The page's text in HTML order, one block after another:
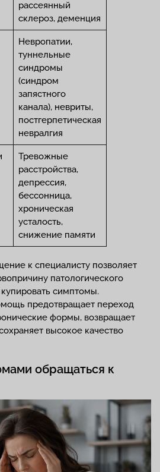
рассеянный
склероз, деменция
Невропатии,
туннельные
синдромы
(синдром
запястного
канала), невриты,
постгерпетическая
невралгия
Тревожные
расстройства,
депрессия,
бессонница,
хроническая
усталость,
снижение памяти
к специалисту позволяет
патологического
симптомы.
предотвращает переход
формы, возвращает
высокое качество
обращаться к